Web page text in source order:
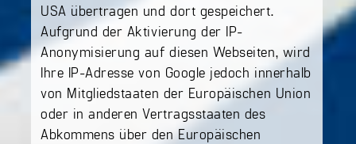
USA übertragen und dort gespeichert.
Aufgrund der Aktivierung der IP-
Anonymisierung auf diesen Webseiten, wird
Ihre IP-Adresse von Google jedoch innerhalb
von Mitgliedstaaten der Europäischen Union
oder in anderen Vertragsstaaten des
Abkommens über den Europäischen